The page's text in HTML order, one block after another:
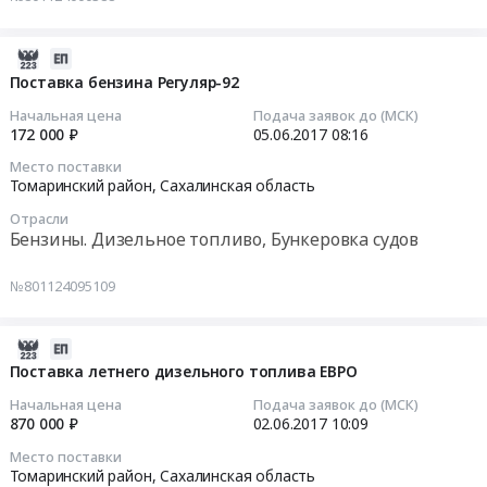
92
Поставка бензина Регуляр-92
Начальная цена
172 000 ₽
Подача заявок до (МСК)
05.06.2017 08:16
Место поставки
Томаринский район,Сахалинская область
Отрасли
Бензины. Дизельное топливо, Бункеровка судов
№801124095109
Поставка летнего дизельного топлива ЕВРО
Начальная цена
870 000 ₽
Подача заявок до (МСК)
02.06.2017 10:09
Место поставки
Томаринский район,Сахалинская область